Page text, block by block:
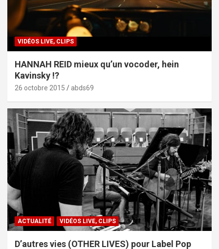
VIDÉOS LIVE, CLIPS
HANNAH REID mieux qu’un vocoder, hein
Kavinsky !?
26 octobre 2015 abds69
ACTUALITÉ VIDÉOS LIVE, CLIPS
D’autres vies (OTHER LIVES) pour Label Pop